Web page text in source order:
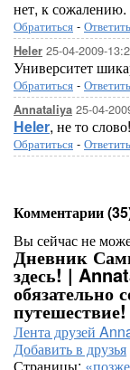
нет, к сожалению.
Обратиться - Ответить
Heler 25-04-2009-
Университет
Обратиться - Ответить
Annataliya 25-04-
Heler, не то
Обратиться - Ответить
Комментарии
Вы сейчас не
Дневник
здесь! |
обязательно
Лента друзей
Добавить в друзья